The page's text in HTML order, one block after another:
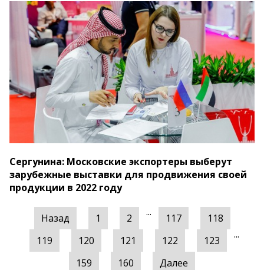
Сергунина: Московские экспортеры выберут
зарубежные выставки для продвижения своей
продукции в 2022 году
Назад 1 2 ... 117
118
119
120 121 122 123 ...
159 160 Далее